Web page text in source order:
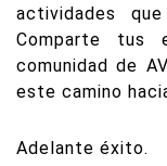
actividades
Comparte tus
comunidad de
este camino
Adelante éxito.